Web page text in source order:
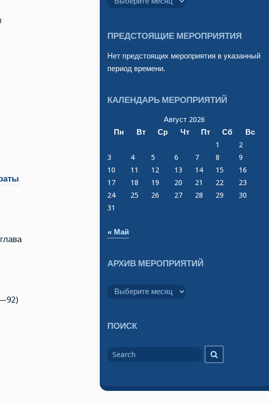
объявлений
ПРЕДСТОЯЩИЕ МЕРОПРИЯТИЯ
Нет предстоящих мероприятия в указанный
период времени.
КАЛЕНДАРЬ МЕРОПРИЯТИЙ
Август 2026
Пн
Вт Ср Чт Пт Сб
Вс
1
2
3
4 5 6 7 8
9
10
11 12 13 14 15
16
17
18 19 20 21 22
23
24
25 26 27 28 29
30
31
« Май
АРХИВ МЕРОПРИЯТИЙ
мероприятий
ПОИСК
for